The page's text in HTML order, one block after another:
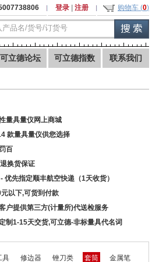
登录 注册 购物车 (0)
可立德论坛 可立德指数 联系我们
量具量仪网上商城
款量具量仪供您选择
百
换货保证
优先指定顺丰航空快递（1天收货）
以下,可货到付款
户提供第三方(计量所)代送检服务
制1-15天交货,可立德-非标量具代名词
具 修边器 锉刀类 套筒
金属笔